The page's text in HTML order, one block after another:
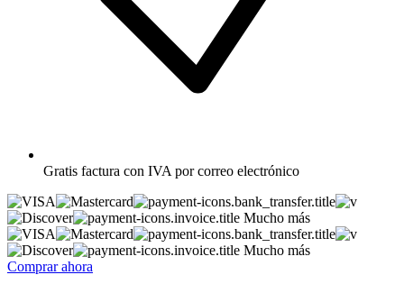
Gratis factura con IVA por correo electrónico
Mucho más
Mucho más
Comprar ahora